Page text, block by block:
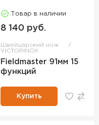
Товар в наличии
8 140 руб.
Швейцарский нож
VICTORINOX
Fieldmaster 91мм 15
функций
Купить